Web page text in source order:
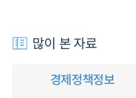
많이 본 자료
경제정책정보